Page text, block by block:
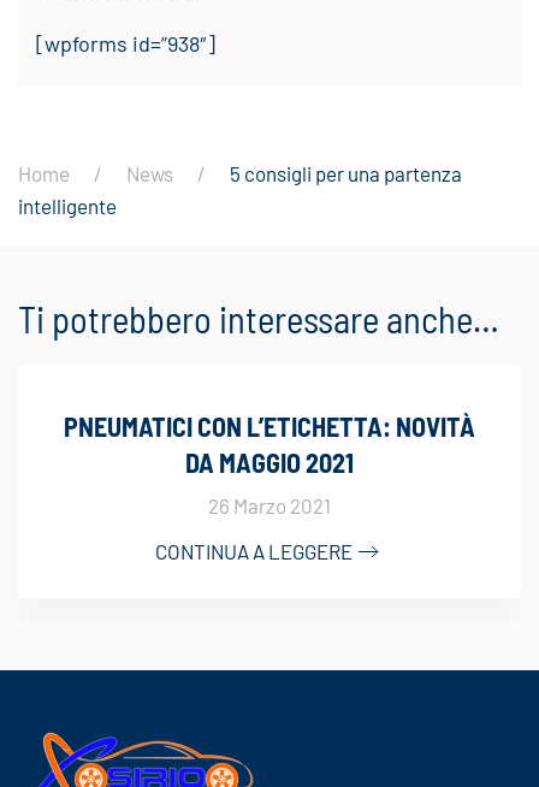
[wpforms id=”938″]
Home News
5 consigli per una partenza
intelligente
Ti potrebbero interessare anche…
PNEUMATICI CON L’ETICHETTA: NOVITÀ
DA MAGGIO 2021
26 Marzo 2021
CONTINUA A LEGGERE